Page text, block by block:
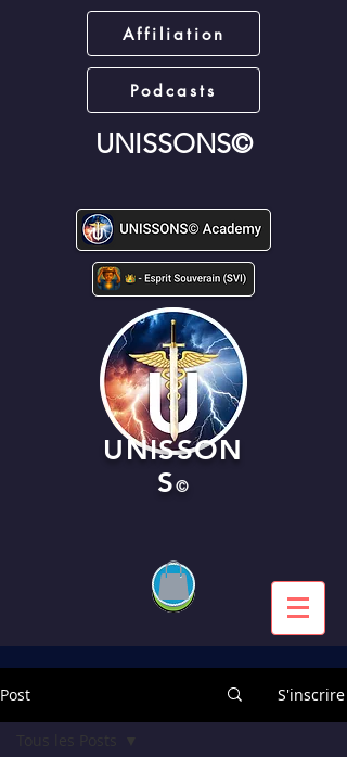
Affiliation
Podcasts
UNISSONS©
UNISSON
S©
Post S'inscrire